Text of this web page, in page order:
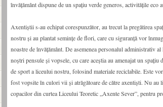
învățământ dispune de un spațiu verde generos, activitățile eco
Axentiștii s-au echipat corespunzător, au trecut la pregătirea
nostru și au plantat semințe de flori, care cu siguranță vor
noastre de învățământ. De asemenea personalul administrativ
noștri pensule și vopsele, cu care aceștia au amenajat un
de sport a liceului nostru, folosind materiale reciclabile. Este
fost vopsite în culori vii și atrăgătoare de către axentiști. Nu au
copacilor din curtea Liceului Teoretic „Axente Sever”, pentru